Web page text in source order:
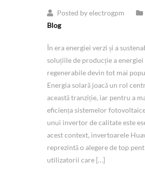
Posted by electrogpm
Blog
În era energiei verzi și a
soluțiile de producție a energiei
regenerabile devin tot mai
Energia solară joacă un rol
această tranziție, iar pentru a
eficiența sistemelor
unui invertor de calitate este
acest context, invertoarele
reprezintă o alegere de top
utilizatorii care […]